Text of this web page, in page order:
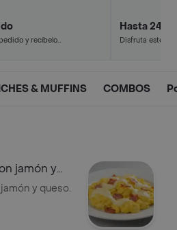
y recíbelo
Hasta 24%
Disfruta este
& MUFFINS COMBOS
jamón y
y queso.